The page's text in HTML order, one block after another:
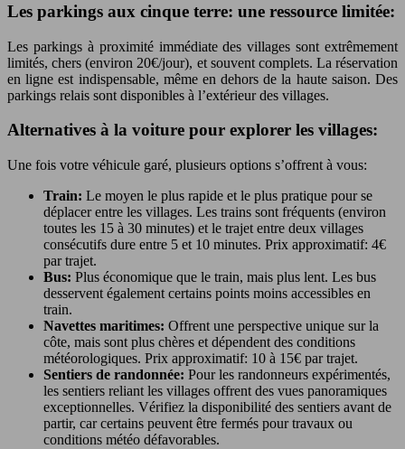
Les parkings aux cinque terre: une ressource limitée:
Les parkings à proximité immédiate des villages sont extrêmement
limités, chers (environ 20€/jour), et souvent complets. La réservation
en ligne est indispensable, même en dehors de la haute saison. Des
parkings relais sont disponibles à l’extérieur des villages.
Alternatives à la voiture pour explorer les villages:
Une fois votre véhicule garé, plusieurs options s’offrent à vous:
Train: Le moyen le plus rapide et le plus pratique pour se
déplacer entre les villages. Les trains sont fréquents (environ
toutes les 15 à 30 minutes) et le trajet entre deux villages
consécutifs dure entre 5 et 10 minutes. Prix approximatif: 4€
par trajet.
Bus: Plus économique que le train, mais plus lent. Les bus
desservent également certains points moins accessibles en
train.
Navettes maritimes: Offrent une perspective unique sur la
côte, mais sont plus chères et dépendent des conditions
météorologiques. Prix approximatif: 10 à 15€ par trajet.
Sentiers de randonnée: Pour les randonneurs expérimentés,
les sentiers reliant les villages offrent des vues panoramiques
exceptionnelles. Vérifiez la disponibilité des sentiers avant de
partir, car certains peuvent être fermés pour travaux ou
conditions météo défavorables.